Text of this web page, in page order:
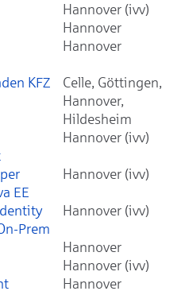
Hannover (ivv)
Hannover
Hannover
KFZ
Celle, Göttingen,
Hannover,
Hildesheim
Hannover (ivv)
EE
Hannover (ivv)
Prem
Hannover (ivv)
Hannover
Hannover (ivv)
Hannover